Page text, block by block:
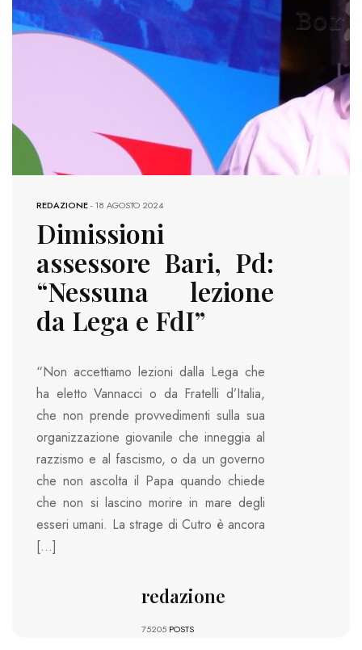
REDAZIONE-18 AGOSTO 2024
Dimissioni
assessore Bari, Pd:
“Nessuna lezione
da Lega e FdI”
“Non accettiamo lezioni dalla Lega che
ha eletto Vannacci o da Fratelli d’Italia,
che non prende provvedimenti sulla sua
organizzazione giovanile che inneggia al
razzismo e al fascismo, o da un governo
che non ascolta il Papa quando chiede
che non si lascino morire in mare degli
esseri umani. La strage di Cutro è ancora
[…]
redazione
75205 POSTS